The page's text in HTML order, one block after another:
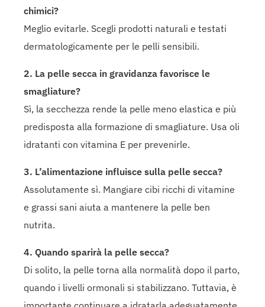
chimici?
Meglio evitarle. Scegli prodotti naturali e testati
dermatologicamente per le pelli sensibili.
2. La pelle secca in gravidanza favorisce le
smagliature?
Sì, la secchezza rende la pelle meno elastica e più
predisposta alla formazione di smagliature. Usa oli
idratanti con vitamina E per prevenirle.
3. L’alimentazione influisce sulla pelle secca?
Assolutamente sì. Mangiare cibi ricchi di vitamine
e grassi sani aiuta a mantenere la pelle ben
nutrita.
4. Quando sparirà la pelle secca?
Di solito, la pelle torna alla normalità dopo il parto,
quando i livelli ormonali si stabilizzano. Tuttavia, è